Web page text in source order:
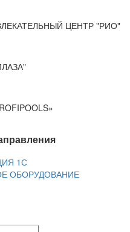
ЦЕНТР "РИО"
1С
ОБОРУДОВАНИЕ